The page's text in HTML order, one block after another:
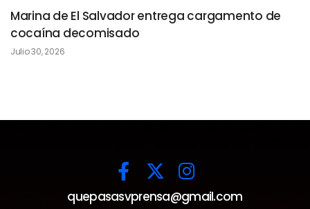
Marina de El Salvador entrega cargamento de
cocaína decomisado
Julio 30, 2026
quepasasvprensa@gmail.com